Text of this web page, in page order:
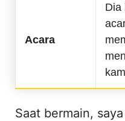
Acara
Dia
Saat bermain,